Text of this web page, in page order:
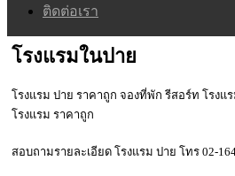
ติดต่อเรา
โรงแรมในปาย
โรงแรม ปาย ราคาถูก จองที่พัก รีสอร์ท โรงแ
โรงแรม ราคาถูก
สอบถามรายละเอียด โรงแรม ปาย โทร 02-